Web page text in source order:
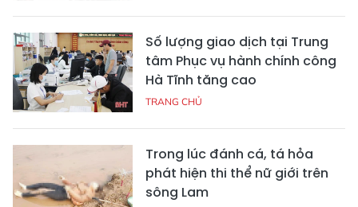
Số lượng giao dịch tại Trung
tâm Phục vụ hành chính công
Hà Tĩnh tăng cao
TRANG CHỦ
Trong lúc đánh cá, tá hỏa
phát hiện thi thể nữ giới trên
sông Lam